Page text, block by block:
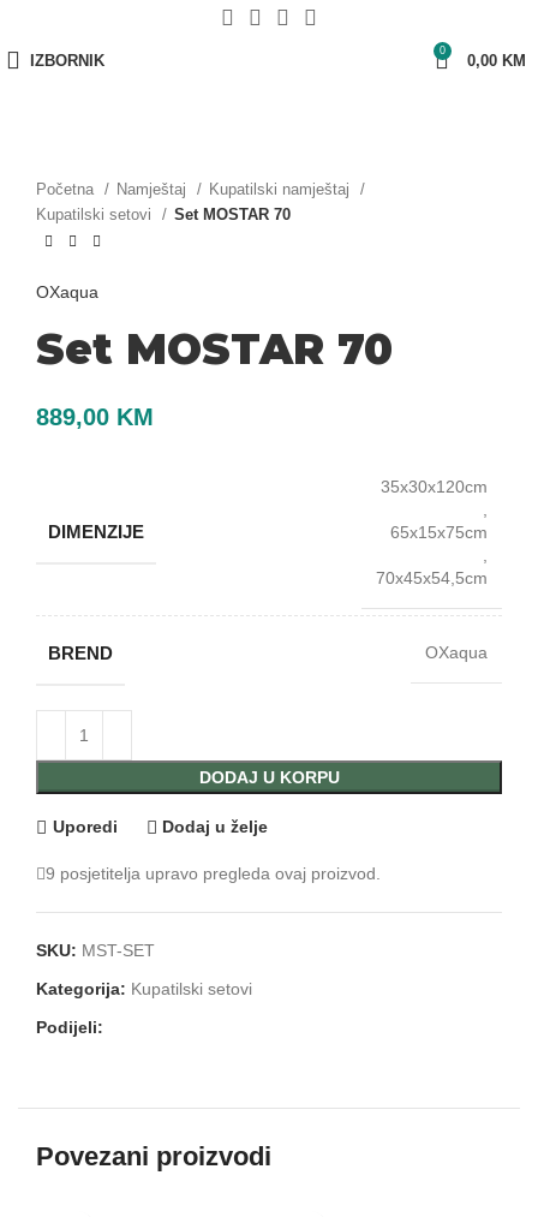
IZBORNIK
0
0,00 KM
Početna Namještaj
Kupatilski namještaj
Kupatilski setovi
Set MOSTAR 70
OXaqua
Set MOSTAR 70
889,00 KM
DIMENZIJE
35x30x120cm
65x15x75cm
70x45x54,5cm
BREND OXaqua
DODAJ U KORPU
Uporedi Dodaj u želje
9 posjetitelja upravo pregleda ovaj proizvod.
SKU: MST-SET
Kategorija: Kupatilski setovi
Podijeli:
Povezani proizvodi